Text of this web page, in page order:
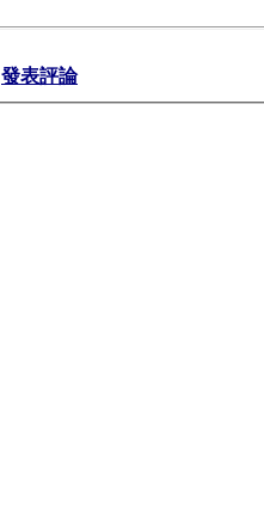
發表評論